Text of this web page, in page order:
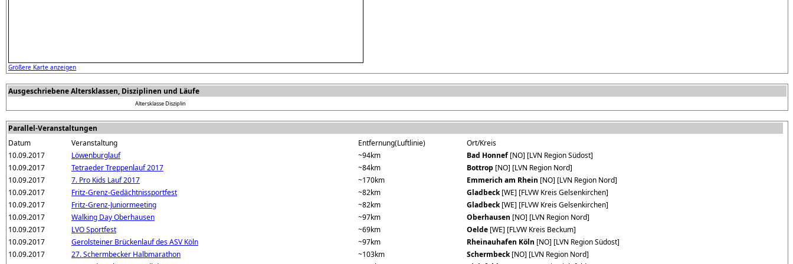
Größere Karte anzeigen
Ausgeschriebene Altersklassen, Disziplinen und Läufe
AltersklasseDisziplin
Parallel-Veranstaltungen
Datum
Veranstaltung Entfernung(Luftlinie)
Ort/Kreis
10.09.2017
Löwenburglauf ~94km Bad Honnef [NO] [LVN Region Südost]
10.09.2017
Tetraeder Treppenlauf 2017 ~84km Bottrop [NO] [LVN Region Nord]
10.09.2017
7. Pro Kids Lauf 2017 ~170km Emmerich am Rhein [NO] [LVN Region Nord]
10.09.2017
Fritz-Grenz-Gedächtnissportfest ~82km Gladbeck[WE] [FLVW Kreis Gelsenkirchen]
10.09.2017
Fritz-Grenz-Juniormeeting ~82km Gladbeck[WE] [FLVW Kreis Gelsenkirchen]
10.09.2017
Walking Day Oberhausen ~97km Oberhausen [NO] [LVN Region Nord]
10.09.2017
LVO Sportfest ~69km Oelde [WE] [FLVW Kreis Beckum]
10.09.2017
Gerolsteiner Brückenlauf des ASV Köln ~97km Rheinauhafen Köln [NO] [LVN Region Südost]
10.09.2017
27. Schermbecker Halbmarathon ~103km Schermbeck[NO] [LVN Region Nord]